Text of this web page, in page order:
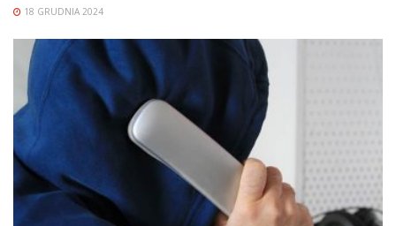
18 GRUDNIA 2024